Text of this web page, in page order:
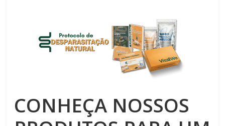
CONHEÇA NOSSOS